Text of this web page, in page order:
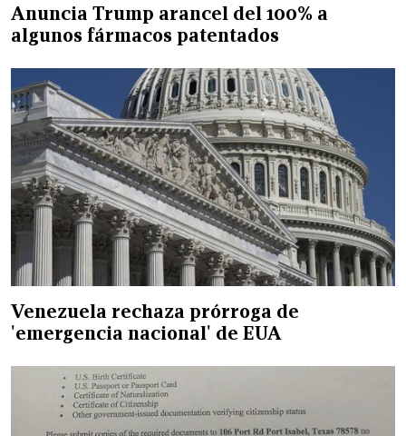
Anuncia Trump arancel del 100% a
algunos fármacos patentados
Venezuela rechaza prórroga de
'emergencia nacional' de EUA